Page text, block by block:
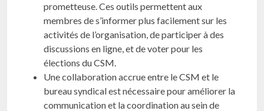
prometteuse. Ces outils permettent aux
membres de s’informer plus facilement sur les
activités de l’organisation, de participer à des
discussions en ligne, et de voter pour les
élections du CSM.
Une collaboration accrue entre le CSM et le
bureau syndical est nécessaire pour améliorer la
communication et la coordination au sein de